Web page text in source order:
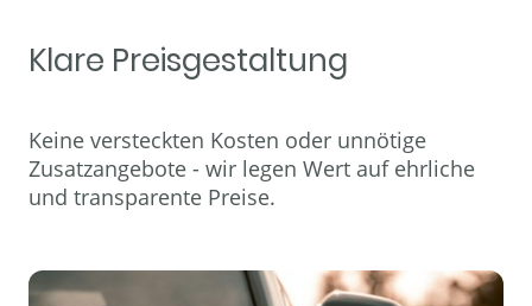
Klare Preisgestaltung
Keine versteckten Kosten oder unnötige
Zusatzangebote - wir legen Wert auf ehrliche
und transparente Preise.